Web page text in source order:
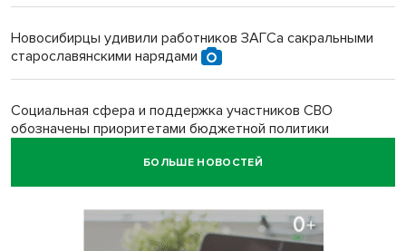
Новосибирцы удивили работников ЗАГСа сакральными
старославянскими нарядами
Социальная сфера и поддержка участников СВО
обозначены приоритетами бюджетной политики
БОЛЬШЕ НОВОСТЕЙ